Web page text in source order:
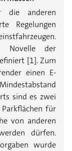
die anderen
Regelungen
Novelle der
[1]. Zum
einen E-
sind es zwei
für
von anderen
dürfen.
wurde